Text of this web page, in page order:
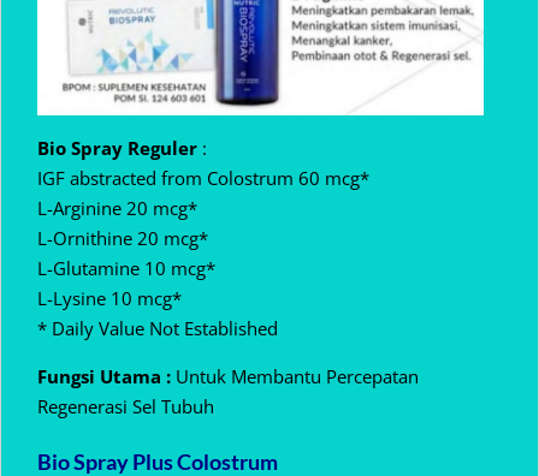
Bio Spray Reguler :
IGF abstracted from Colostrum 60 mcg*
L-Arginine 20 mcg*
L-Ornithine 20 mcg*
L-Glutamine 10 mcg*
L-Lysine 10 mcg*
* Daily Value Not Established
Fungsi Utama : Untuk Membantu Percepatan
Regenerasi Sel Tubuh
Bio Spray Plus Colostrum